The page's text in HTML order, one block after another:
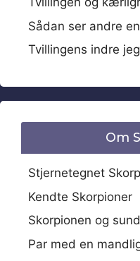
Sådan ser andre
Tvillingens indre jeg
Om
Stjernetegnet
Kendte Skorpioner
Skorpionen og
Par med en